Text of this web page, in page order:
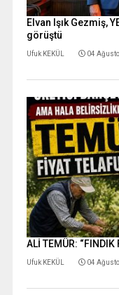
Elvan Işık Gezmiş,
görüştü
Ufuk KEKÜL 04
ALİ TEMÜR: “FINDIK
Ufuk KEKÜL 04